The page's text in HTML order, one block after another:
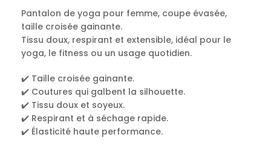
Pantalon de yoga pour femme, coupe évasée,
taille croisée gainante.
Tissu doux, respirant et extensible, idéal pour le
yoga, le fitness ou un usage quotidien.
✔️ Taille croisée gainante.
✔️ Coutures qui galbent la silhouette.
✔️ Tissu doux et soyeux.
✔️ Respirant et à séchage rapide.
✔️ Élasticité haute performance.